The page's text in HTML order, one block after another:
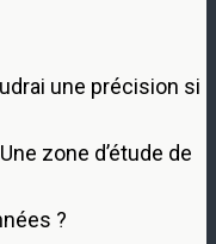
une précision si
zone d’étude de
?